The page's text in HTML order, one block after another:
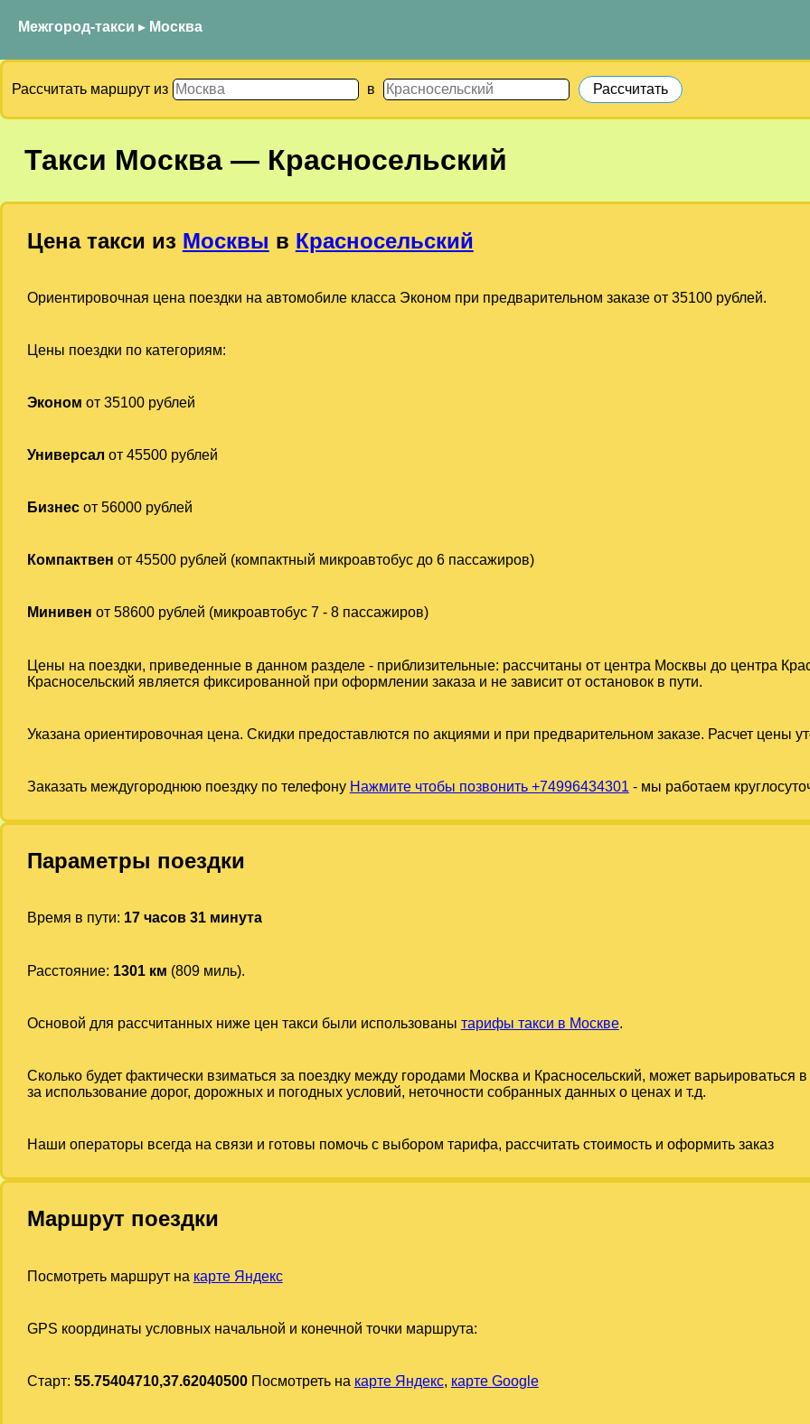
Межгород-такси ▸ Москва
Рассчитать маршрут из в
Такси Москва— Красносельский
Цена такси из Москвы в Красносельский
Ориентировочная цена поездки на автомобиле класса Эконом при предварительном заказе от 35100 рублей.
Цены поездки по категориям:
Эконом от 35100 рублей
Универсал от 45500 рублей
Бизнесот 56000 рублей
Компактвен от 45500 рублей (компактный микроавтобус до 6 пассажиров)
Минивен от 58600 рублей (микроавтобус 7 - 8 пассажиров)
Цены на поездки, приведенные в данном разделе - приблизительные: рассчитаны от центра Москвы до центра
Красносельский является фиксированной при оформлении заказа и не зависит от остановок в пути.
Указана ориентировочная цена. Скидки предоставлются по акциями и при предварительном заказе. Расчет цены
Заказать междугороднюю поездку по телефону Нажмите чтобы позвонить +74996434301 - мы работаем
Параметры поездки
Время в пути: 17 часов 31 минута
Расстояние: 1301 км (809 миль).
Основой для рассчитанных ниже цен такси были использованы тарифы такси в Москве.
Сколько будет фактически взиматься за поездку между городами Москва и Красносельский, может варьироваться
за использование дорог, дорожных и погодных условий, неточности собранных данных о ценах и т.д.
Наши операторы всегда на связи и готовы помочь с выбором тарифа, рассчитать стоимость и оформить заказ
Маршрут поездки
Посмотреть маршрут на карте Яндекс
GPS координаты условных начальной и конечной точки маршрута:
Старт: 55.75404710,37.62040500Посмотреть на карте Яндекс, карте Google